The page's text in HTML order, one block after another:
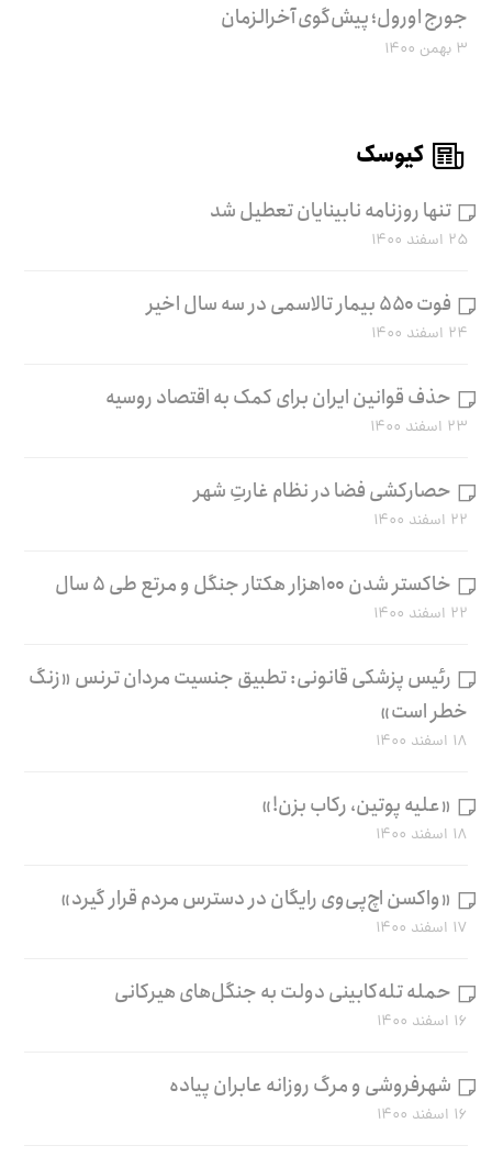
جورج اورول؛ پیش‌گوی آخرالزمان
۳ بهمن ۱۴۰۰
کیوسک
تنها روزنامه نابینایان تعطیل شد
۲۵ اسفند ۱۴۰۰
فوت ۵۵۰ بیمار تالاسمی در سه سال اخیر
۲۴ اسفند ۱۴۰۰
حذف قوانین ایران برای کمک به اقتصاد روسیه
۲۳ اسفند ۱۴۰۰
حصارکشی فضا در نظام غارتِ شهر
۲۲ اسفند ۱۴۰۰
خاکستر شدن ۱۰۰هزار هکتار جنگل و مرتع طی ۵ سال
۲۲ اسفند ۱۴۰۰
رئیس پزشکی قانونی: تطبیق جنسیت مردان ترنس «زنگ
خطر است»
۱۸ اسفند ۱۴۰۰
«علیه پوتین، رکاب بزن!»
۱۸ اسفند ۱۴۰۰
«واکسن اچ‌پی‌وی رایگان در دسترس مردم قرار گیرد»
۱۷ اسفند ۱۴۰۰
حمله تله‌کابینی دولت به جنگل‌های هیرکانی
۱۶ اسفند ۱۴۰۰
شهرفروشی و مرگ روزانه عابران پیاده
۱۶ اسفند ۱۴۰۰